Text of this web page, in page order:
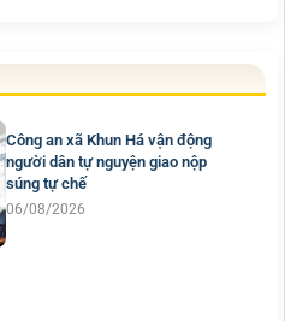
Công an xã Khun Há vận động